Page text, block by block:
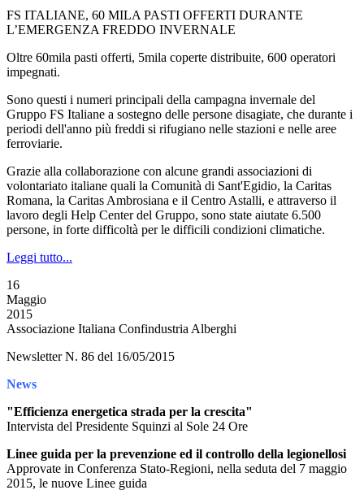
FS ITALIANE, 60 MILA PASTI OFFERTI DURANTE
L’EMERGENZA FREDDO INVERNALE
Oltre 60mila pasti offerti, 5mila coperte distribuite, 600 operatori
impegnati.
Sono questi i numeri principali della campagna invernale del
Gruppo FS Italiane a sostegno delle persone disagiate, che durante i
periodi dell'anno più freddi si rifugiano nelle stazioni e nelle aree
ferroviarie.
Grazie alla collaborazione con alcune grandi associazioni di
volontariato italiane quali la Comunità di Sant'Egidio, la Caritas
Romana, la Caritas Ambrosiana e il Centro Astalli, e attraverso il
lavoro degli Help Center del Gruppo, sono state aiutate 6.500
persone, in forte difficoltà per le difficili condizioni climatiche.
Leggi tutto...
16
Maggio
2015
Associazione Italiana Confindustria Alberghi
Newsletter N. 86 del 16/05/2015
News
"Efficienza energetica strada per la crescita"
Intervista del Presidente Squinzi al Sole 24 Ore
Linee guida per la prevenzione ed il controllo della legionellosi
Approvate in Conferenza Stato-Regioni, nella seduta del 7 maggio
2015, le nuove Linee guida